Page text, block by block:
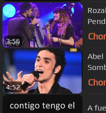
3:56
4:52
Abel
A